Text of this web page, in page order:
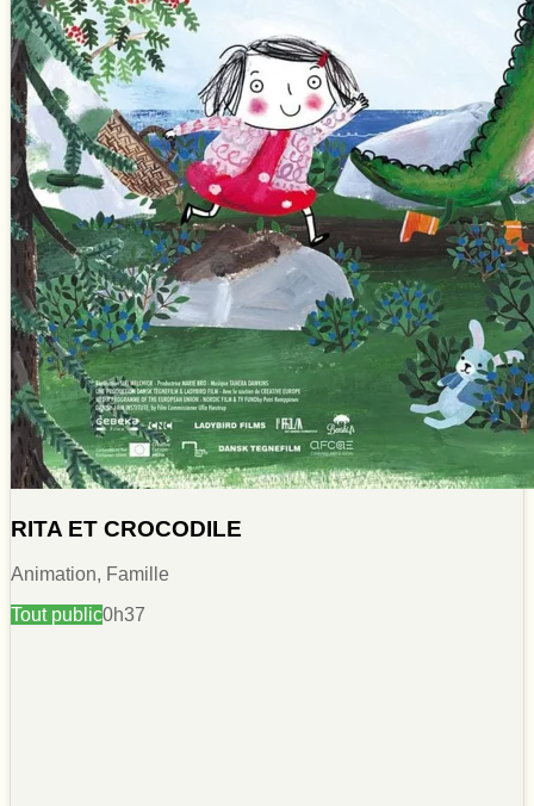
RITA ET CROCODILE
Animation, Famille
Tout public0h37